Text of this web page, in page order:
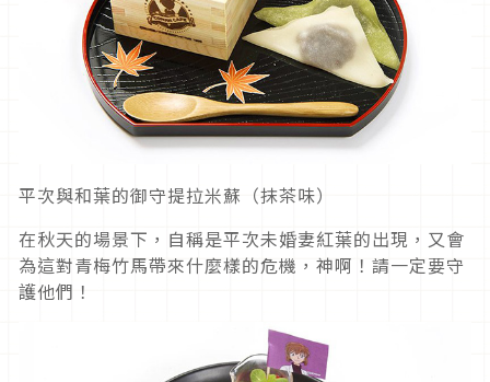
平次與和葉的御守提拉米蘇（抹茶味）
在秋天的場景下，自稱是平次未婚妻紅葉的出現，又會
為這對青梅竹馬帶來什麼樣的危機，神啊！請一定要守
護他們！